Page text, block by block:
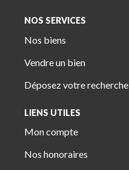
NOS SERVICES
Nos biens
Vendre un bien
Déposez votre recherche
LIENS UTILES
Mon compte
Nos honoraires